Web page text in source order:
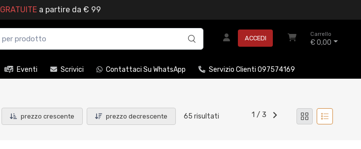
GRATUITEa partire da € 99
ACCEDI
Carrello
€ 0,00
Eventi Scrivici Contattaci Su WhatsApp Servizio Clienti 097574169
prezzo crescente prezzo decrescente 65 risultati 1 / 3